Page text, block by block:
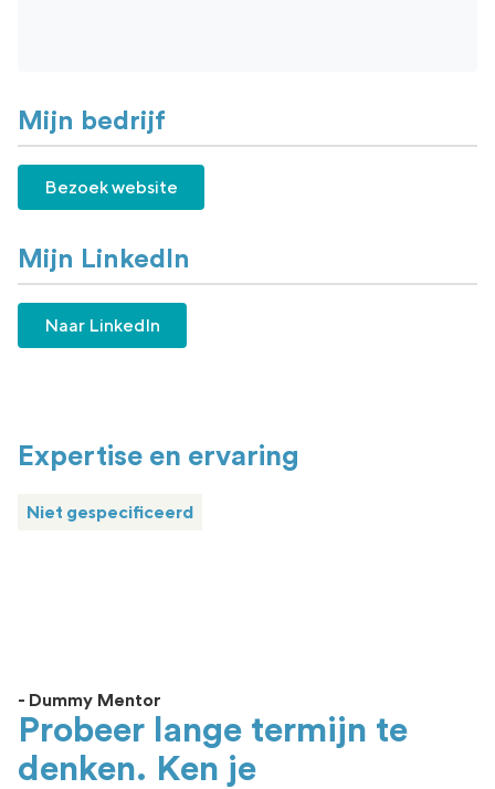
Mijn bedrijf
Bezoek website
Mijn LinkedIn
Naar LinkedIn
Expertise en ervaring
Niet gespecificeerd
- Dummy Mentor
Probeer lange termijn te
denken. Ken je